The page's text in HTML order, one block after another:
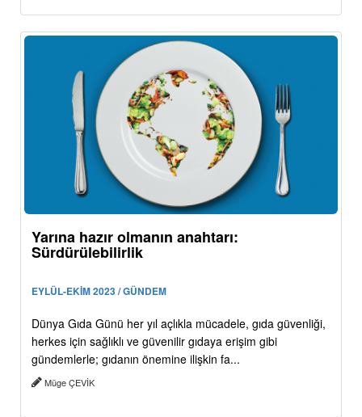
Yarına hazır olmanın anahtarı:
Sürdürülebilirlik
EYLÜL-EKİM 2023 / GÜNDEM
Dünya Gıda Günü her yıl açlıkla mücadele, gıda güvenliği,
herkes için sağlıklı ve güvenilir gıdaya erişim gibi
gündemlerle; gıdanın önemine ilişkin fa...
Müge ÇEVİK